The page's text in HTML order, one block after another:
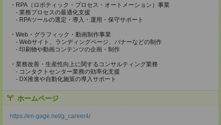
・RPA（ロボティック・プロセス・オートメーション）事業
- 業務プロセスの最適化支援
- RPAツールの選定・導入・運用・保守サポート
・Web・グラフィック・動画制作事業
- Webサイト、ランディングページ、バナーなどの制作
- 印刷物や動画コンテンツの企画・制作
・業務改善・生産性向上に関するコンサルティング業務
- コンタクトセンター業務の効率化支援
- DX推進や自動化施策の導入サポート
ホームページ
https://en-gage.net/g_career4/